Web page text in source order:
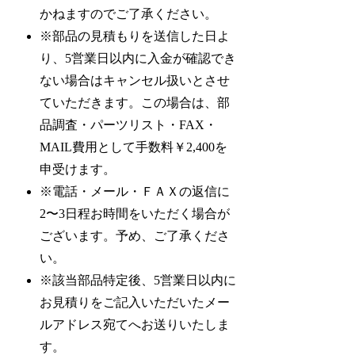
かねますのでご了承ください。
※部品の見積もりを送信した日よ
り、5営業日以内に入金が確認でき
ない場合はキャンセル扱いとさせ
ていただきます。この場合は、部
品調査・パーツリスト・FAX・
MAIL費用として手数料￥2,400を
申受けます。
※電話・メール・ＦＡＸの返信に
2〜3日程お時間をいただく場合が
ございます。予め、ご了承くださ
い。
※該当部品特定後、5営業日以内に
お見積りをご記入いただいたメー
ルアドレス宛てへお送りいたしま
す。